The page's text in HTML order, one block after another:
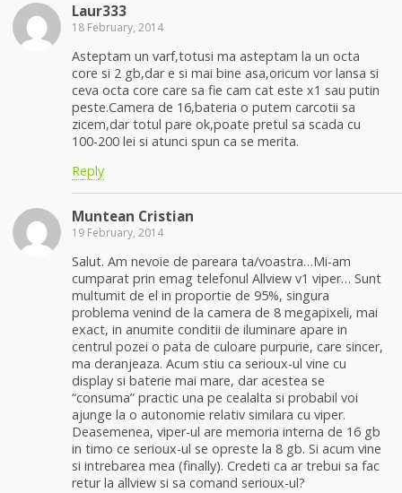
Laur333
18 February, 2014
Asteptam un varf,totusi ma asteptam la un octa
core si 2 gb,dar e si mai bine asa,oricum vor lansa si
ceva octa core care sa fie cam cat este x1 sau putin
peste.Camera de 16,bateria o putem carcotii sa
zicem,dar totul pare ok,poate pretul sa scada cu
100-200 lei si atunci spun ca se merita.
Reply
Muntean Cristian
19 February, 2014
Salut. Am nevoie de pareara ta/voastra…Mi-am
cumparat prin emag telefonul Allview v1 viper… Sunt
multumit de el in proportie de 95%, singura
problema venind de la camera de 8 megapixeli, mai
exact, in anumite conditii de iluminare apare in
centrul pozei o pata de culoare purpurie, care sincer,
ma deranjeaza. Acum stiu ca serioux-ul vine cu
display si baterie mai mare, dar acestea se
“consuma” practic una pe cealalta si probabil voi
ajunge la o autonomie relativ similara cu viper.
Deasemenea, viper-ul are memoria interna de 16 gb
in timo ce serioux-ul se opreste la 8 gb. Si acum vine
si intrebarea mea (finally). Credeti ca ar trebui sa fac
retur la allview si sa comand serioux-ul?